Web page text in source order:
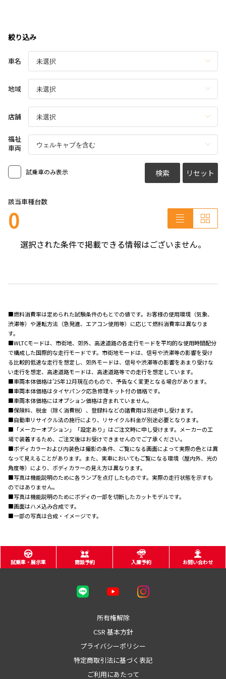
絞り込み
車名
地域
店舗
福祉
車両
試乗車のみ表示 検索 リセット
該当車種台数
0
選択された条件で掲載できる情報はございません。
■燃料消費率は定められた試験条件のもとでの値です。お客様の使用環境（気象、
渋滞等）や運転方法（急発進、エアコン使用等）に応じて燃料消費率は異なりま
す。
■WLTCモードは、市街地、郊外、高速道路の各走行モードを平均的な使用時間配分
で構成した国際的な走行モードです。市街地モードは、信号や渋滞等の影響を受け
る比較的低速な走行を想定し、郊外モードは、信号や渋滞等の影響をあまり受けな
い走行を想定、高速道路モードは、高速道路等での走行を想定しています。
■車両本体価格は'25年12月現在のもので、予告なく変更となる場合があります。
■車両本体価格はタイヤパンク応急修理キット付の価格です。
■車両本体価格にはオプション価格は含まれていません。
■保険料、税金（除く消費税）、登録料などの諸費用は別途申し受けます。
■自動車リサイクル法の施行により、リサイクル料金が別途必要となります。
■「メーカーオプション」「設定あり」はご注文時に申し受けます。メーカーの工
場で装着するため、ご注文後はお受けできませんのでご了承ください。
■ボディカラーおよび内装色は撮影の条件、ご覧になる画面によって実際の色とは異
なって見えることがあります。また、実車においてもご覧になる環境（屋内外、光の
角度等）により、ボディカラーの見え方は異なります。
■写真は機能説明のために各ランプを点灯したものです。実際の走行状態を示すも
のではありません。
■写真は機能説明のためにボディの一部を切断したカットモデルです。
■画面はハメ込み合成です。
■一部の写真は合成・イメージです。
試乗車・展示車 商談予約 入庫予約 お問い合わせ
所有権解除
CSR 基本方針
プライバシーポリシー
特定商取引法に基づく表記
ご利用にあたって